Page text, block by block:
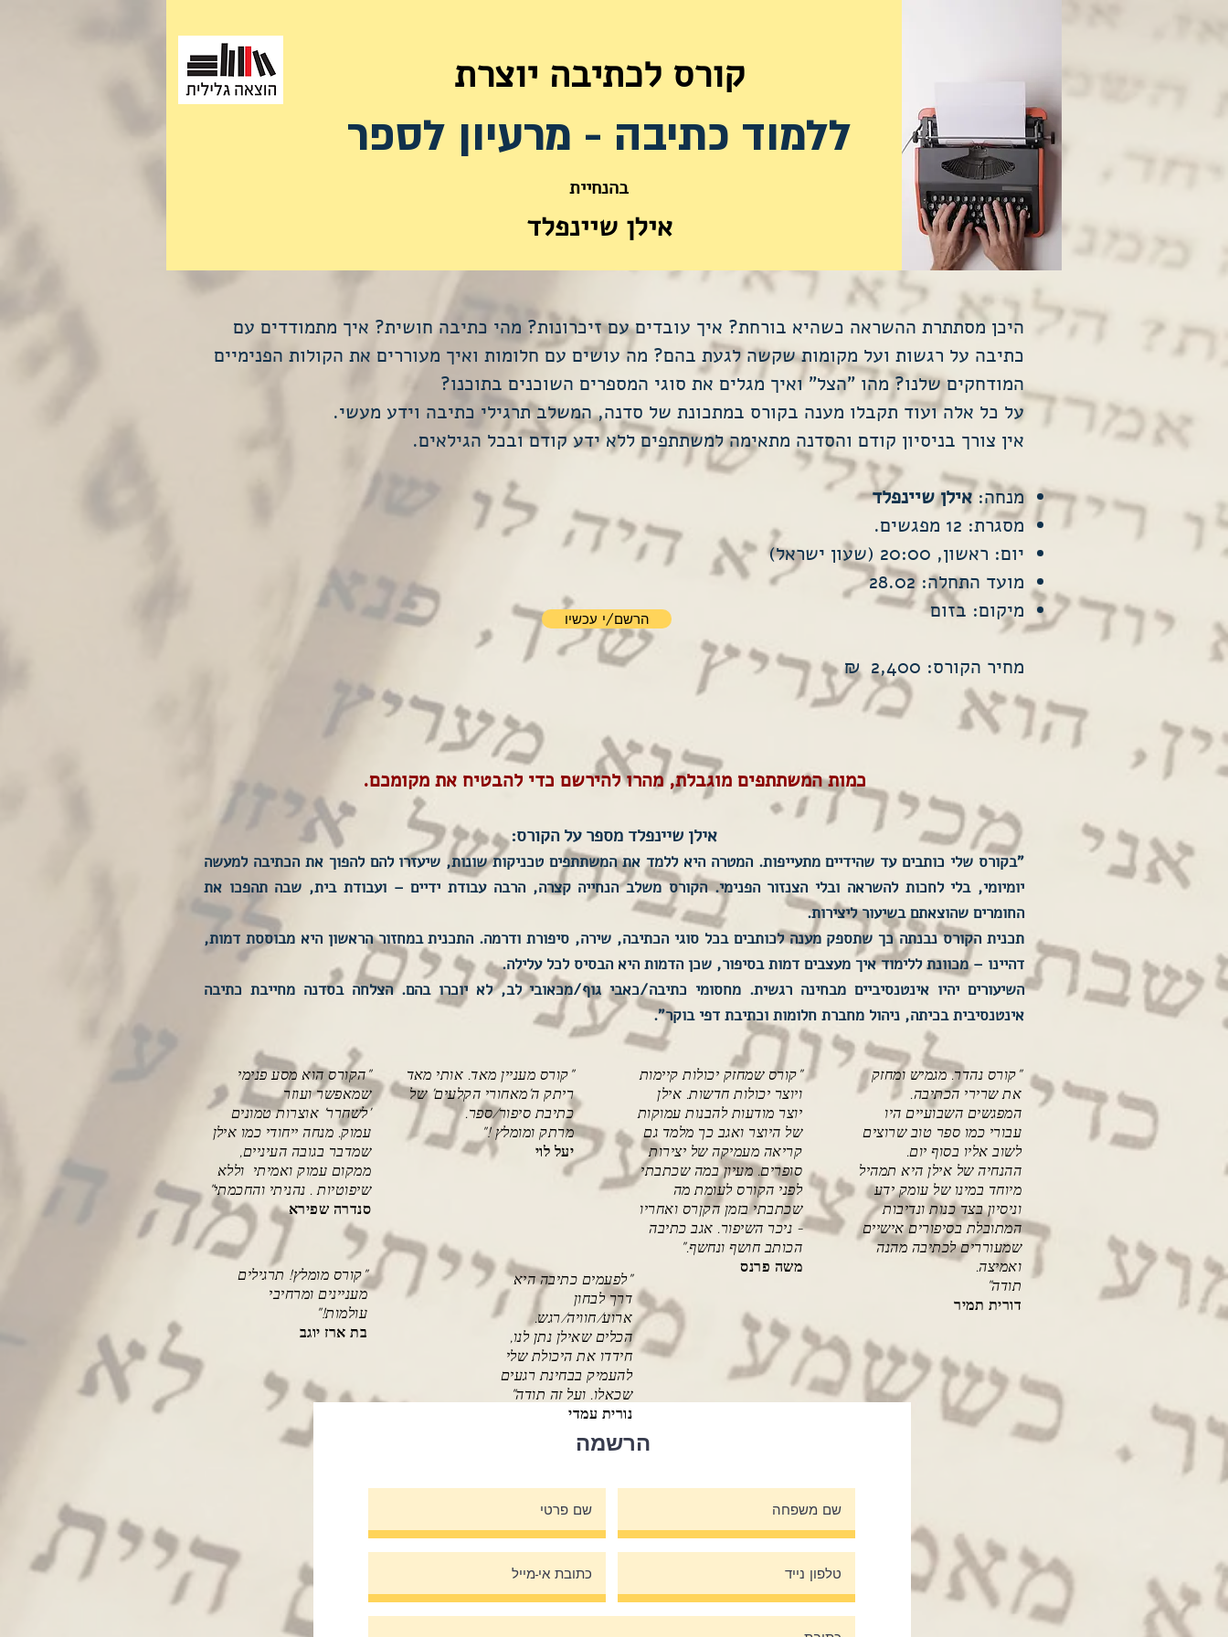
קורס לכתיבה יוצרת
ללמוד כתיבה - מרעיון לספר
בהנחיית
אילן שיינפלד
היכן מסתתרת ההשראה כשהיא בורחת? איך עובדים עם זיכרונות? מהי כתיבה חושית? איך מתמודדים עם
כתיבה על רגשות ועל מקומות שקשה לגעת בהם? מה עושים עם חלומות ואיך מעוררים את הקולות הפנימיים
המודחקים שלנו? מהו "הצל" ואיך מגלים את סוגי המספרים השוכנים בתוכנו?
על כל אלה ועוד תקבלו מענה בקורס במתכונת של סדנה, המשלב תרגילי כתיבה וידע מעשי.
אין צורך בניסיון קודם והסדנה מתאימה למשתתפים ללא ידע קודם ובכל הגילאים.
מנחה:אילן שיינפלד
מסגרת: 12 מפגשים.
יום: ראשון, 20:00 (שעון ישראל)
מועד התחלה: 28.02
מיקום: בזום
מחיר הקורס: 2,400 ₪
כמות המשתתפים מוגבלת, מהרו להירשם כדי להבטיח את מקומכם.
אילן שיינפלד מספר על הקורס:
"בקורס שלי כותבים עד שהידיים מתעייפות. המטרה היא ללמד את המשתתפים טכניקות שונות, שיעזרו להם להפוך את הכתיבה למעשה
יומיומי, בלי לחכות להשראה ובלי הצנזור הפנימי. הקורס משלב הנחייה קצרה, הרבה עבודת ידיים – ועבודת בית, שבה תהפכו את
החומרים שהוצאתם בשיעור ליצירות.
תכנית הקורס נבנתה כך שתספק מענה לכותבים בכל סוגי הכתיבה, שירה, סיפורת ודרמה. התכנית במחזור הראשון היא מבוססת דמות,
דהיינו – מכוונת ללימוד איך מעצבים דמות בסיפור, שכן הדמות היא הבסיס לכל עלילה.
השיעורים יהיו אינטנסיביים מבחינה רגשית. מחסומי כתיבה/כאבי גוף/מכאובי לב, לא יוכרו בהם. הצלחה בסדנה מחייבת כתיבה
אינטנסיבית בכיתה, ניהול מחברת חלומות וכתיבת דפי בוקר".
הרשם/י עכשיו
"הקורס הוא מסע פנימי
שמאפשר ועוזר
'לשחרר' אוצרות טמונים
עמוק. מנחה ייחודי כמו אילן
שמדבר בגובה העיניים,
ממקום עמוק ואמיתי וללא
שיפוטיות . נהניתי והחכמתי"
סנדרה שפירא
"קורס מעניין מאד. אותי מאד
ריתק ה'מאחורי הקלעים' של
כתיבת סיפור/ספר.
מרתק ומומלץ !"
יעל לוי
"קורס מומלץ! תרגילים
מעניינים ומרחיבי
עולמות!"
בת ארז יוגב
"קורס שמחזק יכולות קיימות
ויוצר יכולות חדשות. אילן
יוצר מודעות להבנות עמוקות
של היוצר ואגב כך מלמד גם
קריאה מעמיקה של יצירות
סופרים. מעיון במה שכתבתי
לפני הקורס לעומת מה
שכתבתי בזמן הקןרס ואחריו
- ניכר השיפור. אגב כתיבה
הכותב חושף ונחשף."
משה פרנס
"קורס נהדר. מגמיש ומחזק
את שרירי הכתיבה.
המפגשים השבועיים היו
עבורי כמו ספר טוב שרוצים
לשוב אליו בסוף יום.
ההנחיה של אילן היא תמהיל
מיוחד במינו של עומק ידע
וניסיון בצד כנות ונדיבות
המתובלת בסיפורים אישיים
שמעוררים לכתיבה מהנה
ואמיצה.
תודה"
דורית תמיר
הרשמה
"לפעמים כתיבה היא
דרך לבחון
ארוע/חוויה/רגש.
הכלים שאילן נתן לנו,
חידדו את היכולת שלי
להעמיק בבחינת רגעים
שכאלו. ועל זה תודה"
נורית עמדי